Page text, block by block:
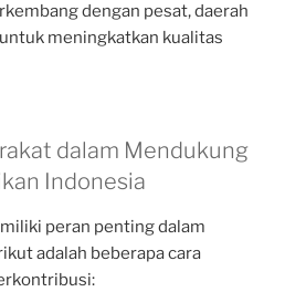
dengan pesat, daerah
meningkatkan kualitas
dalam Mendukung
Indonesia
peran penting dalam
adalah beberapa cara